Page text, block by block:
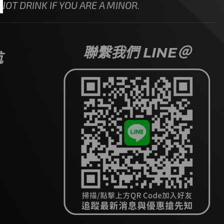
DRINK IF YOU ARE A MINOR.
聯繫我們 LINE＠